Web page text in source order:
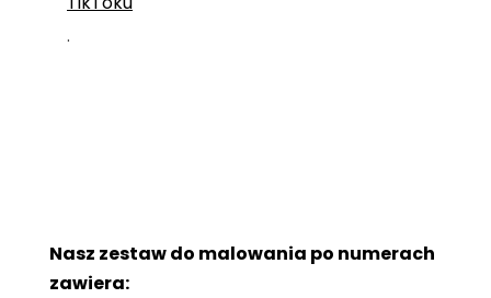
.
Nasz zestaw do malowania po numerach
zawiera: